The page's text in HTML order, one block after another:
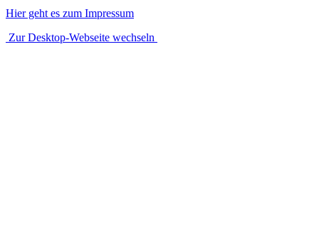
Hier geht es zum Impressum
Zur Desktop-Webseite wechseln